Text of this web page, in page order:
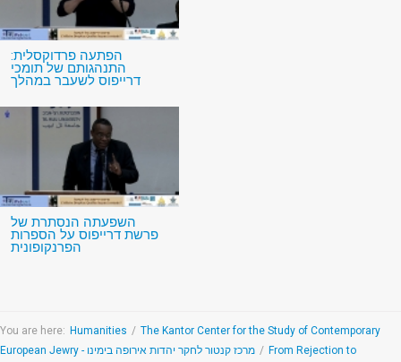
הפתעה פרדוקסלית:
התנהגותם של תומכי
דרייפוס לשעבר במהלך
השפעתה הנסתרת של
פרשת דרייפוס על הספרות
הפרנקופונית
You are here: Humanities / The Kantor Center for the Study of Contemporary
European Jewry - מרכז קנטור לחקר יהדות אירופה בימינו / From Rejection to